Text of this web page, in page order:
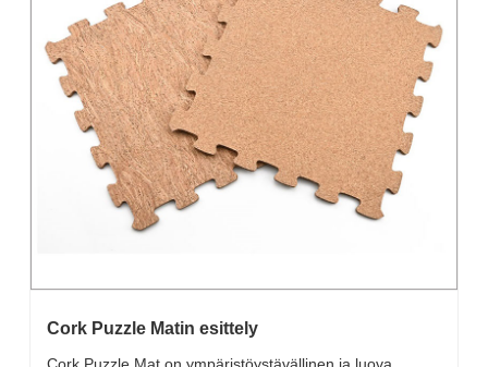
Cork Puzzle Matin esittely
Cork Puzzle Mat on ympäristöystävällinen ja luova